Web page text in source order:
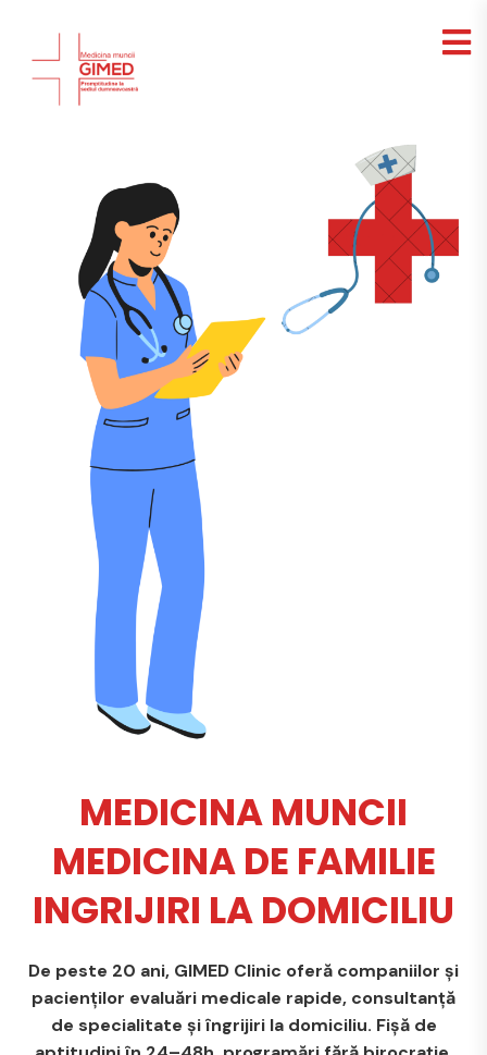
MEDICINA MUNCII
MEDICINA DE FAMILIE
INGRIJIRI LA DOMICILIU
De peste 20 ani, GIMED Clinic oferă companiilor și
pacienților evaluări medicale rapide, consultanță
de specialitate și îngrijiri la domiciliu. Fișă de